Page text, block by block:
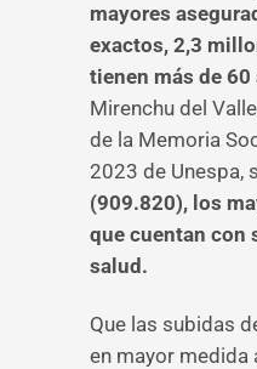
mayores
exactos, 2,3
tienen más de 60
Mirenchu del
de la Memoria
2023 de Unespa,
(909.820), los
que cuentan con
salud.
Que las subidas
en mayor medida